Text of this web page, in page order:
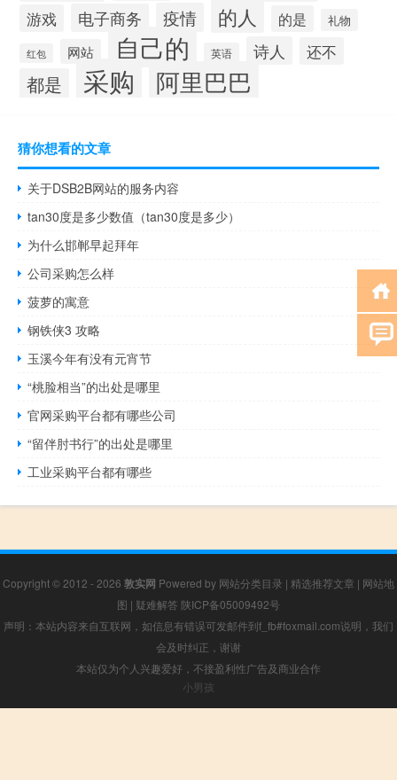
游戏 电子商务 疫情 的人 的是 礼物
红包 网站 自己的 英语 诗人 还不
都是 采购 阿里巴巴
猜你想看的文章
关于DSB2B网站的服务内容
tan30度是多少数值（tan30度是多少）
为什么邯郸早起拜年
公司采购怎么样
菠萝的寓意
钢铁侠3 攻略
玉溪今年有没有元宵节
“桃脸相当”的出处是哪里
官网采购平台都有哪些公司
“留伴肘书行”的出处是哪里
工业采购平台都有哪些
Copyright © 2012 - 2026 敦实网 Powered by 网站分类目录 | 精选推荐文章 | 网站地
图 | 疑难解答 陕ICP备05009492号
声明：本站内容来自互联网，如信息有错误可发邮件到f_fb#foxmail.com说明，我们
会及时纠正，谢谢
本站仅为个人兴趣爱好，不接盈利性广告及商业合作
小男孩